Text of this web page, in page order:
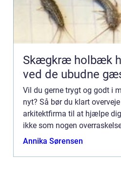
Skægkræ holbæk hvad gør du
ved de ubudne
Vil du gerne trygt og godt i
nyt? Så bør du klart
arkitektfirma til at hjælpe
ikke som nogen
helt rette til at lave
Annika Sørensen